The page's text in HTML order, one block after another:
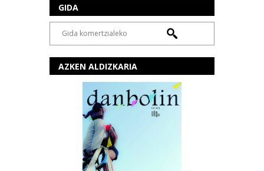
GIDA
AZKEN ALDIZKARIA